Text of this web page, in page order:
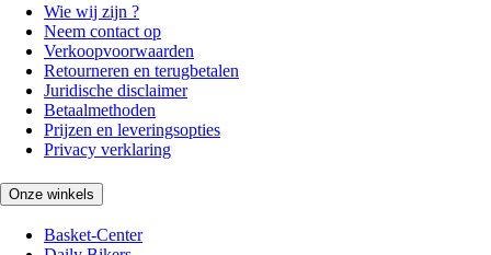
Wie wij zijn ?
Neem contact op
Verkoopvoorwaarden
Retourneren en terugbetalen
Juridische disclaimer
Betaalmethoden
Prijzen en leveringsopties
Privacy verklaring
Onze winkels
Basket-Center